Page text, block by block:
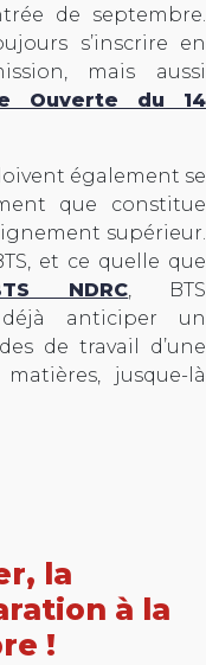
de septembre.
s’inscrire en
mais aussi
Ouverte du 14
également se
que constitue
supérieur.
et ce quelle que
NDRC, BTS
anticiper un
de travail d’une
jusque-là
la
à la
!